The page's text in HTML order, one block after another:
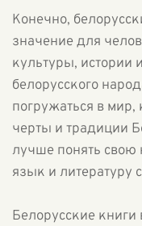
Конечно,
значение для
культуры, истории
белорусского
погружаться в
черты и традиции
лучше понять свою
язык и литературу
Белорусские